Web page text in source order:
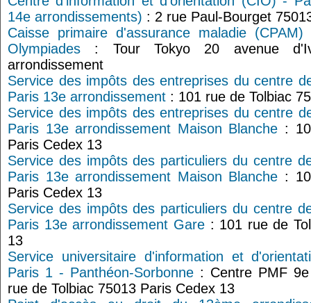
14e arrondissements) : 2 rue Paul-Bourget
Caisse primaire d'assurance maladie
Olympiades : Tour Tokyo 20 avenue
arrondissement
Service des impôts des entreprises du centre
Paris 13e arrondissement : 101 rue de Tolbiac
Service des impôts des entreprises du centre
Paris 13e arrondissement Maison Blanche :
Paris Cedex 13
Service des impôts des particuliers du centre
Paris 13e arrondissement Maison Blanche :
Paris Cedex 13
Service des impôts des particuliers du centre
Paris 13e arrondissement Gare: 101 rue de
13
Service universitaire d'information et
Paris 1 - Panthéon-Sorbonne : Centre PMF
rue de Tolbiac 75013 Paris Cedex 13